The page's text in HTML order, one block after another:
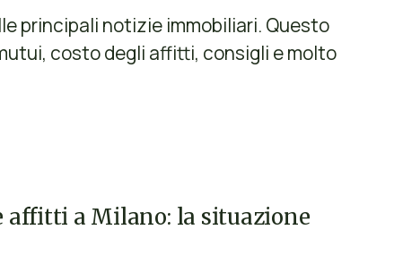
principali notizie immobiliari. Questo
costo degli affitti, consigli e molto
a Milano: la situazione